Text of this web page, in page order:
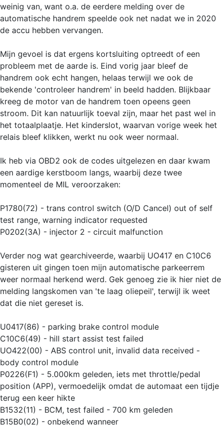
weinig van, want o.a. de eerdere melding over de
automatische handrem speelde ook net nadat we in 2020
de accu hebben vervangen.
Mijn gevoel is dat ergens kortsluiting optreedt of een
probleem met de aarde is. Eind vorig jaar bleef de
handrem ook echt hangen, helaas terwijl we ook de
bekende 'controleer handrem' in beeld hadden. Blijkbaar
kreeg de motor van de handrem toen opeens geen
stroom. Dit kan natuurlijk toeval zijn, maar het past wel in
het totaalplaatje. Het kinderslot, waarvan vorige week het
relais bleef klikken, werkt nu ook weer normaal.
Ik heb via OBD2 ook de codes uitgelezen en daar kwam
een aardige kerstboom langs, waarbij deze twee
momenteel de MIL veroorzaken:
P1780(72) - trans control switch (O/D Cancel) out of self
test range, warning indicator requested
P0202(3A) - injector 2 - circuit malfunction
Verder nog wat gearchiveerde, waarbij UO417 en C10C6
gisteren uit gingen toen mijn automatische parkeerrem
weer normaal herkend werd. Gek genoeg zie ik hier niet de
melding langskomen van 'te laag oliepeil', terwijl ik weet
dat die niet gereset is.
U0417(86) - parking brake control module
C10C6(49) - hill start assist test failed
UO422(00) - ABS control unit, invalid data received -
body control module
P0226(F1) - 5.000km geleden, iets met throttle/pedal
position (APP), vermoedelijk omdat de automaat een tijdje
terug een keer hikte
B1532(11) - BCM, test failed - 700 km geleden
B15B0(02) - onbekend wanneer